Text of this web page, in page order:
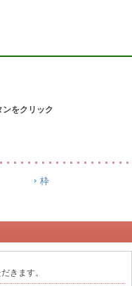
ンをクリック
枠
きます。